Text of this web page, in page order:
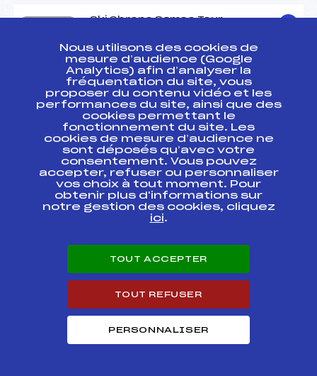
Ski Chrono Samse Tour
FRA0431
Ski Chrono Samse Tour
Technique
FIS
FRA0392
Ski Chrono Tour SAMSE
Technique U18 Flaine
FIS
FRA0391
Ski Chrono Tour SAMSE
Technique Flaine
Hommes
FIS
FRA0393
Ski Chrono, Samse Tour
Technique
FIS
Circuits Alpin 2021
Nous utilisons des cookies de
mesure d’audience (Google
Analytics) afin d’analyser la
fréquentation du site, vous
proposer du contenu vidéo et les
performances du site, ainsi que des
cookies permettant le
fonctionnement du site. Les
cookies de mesure d’audience ne
sont déposés qu’avec votre
consentement. Vous pouvez
accepter, refuser ou personnaliser
vos choix à tout moment. Pour
obtenir plus d'informations sur
notre gestion des cookies, cliquez
ici.
TOUT ACCEPTER
TOUT REFUSER
PERSONNALISER